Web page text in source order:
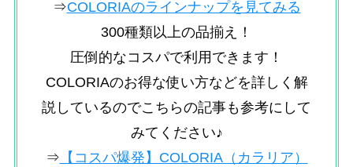
⇒COLORIAのラインナップを見てみる
300種類以上の品揃え！
圧倒的なコスパで利用できます！
COLORIAのお得な使い方などを詳しく解
説しているのでこちらの記事も参考にして
みてください♪
⇒ 【コスパ爆発】COLORIA（カラリア）